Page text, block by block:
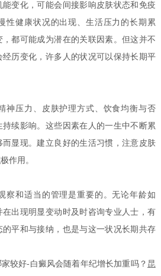
变化，可能会间接影响皮肤状态和免疫
性健康状况的出现、生活压力的长期累
都可能成为潜在的关联因素。但这并不
历变化，许多人的状况可以保持长期平
压力、皮肤护理方式、饮食均衡与否
续影响。这些因素在人的一生中不断累
显现。建立良好的生活习惯，注意皮肤
作用。
和适当的管理是重要的。无论年龄如
出现明显变动时及时咨询专业人士，有
平和与接纳，也是与这一状况长期共存
好-白癜风会随着年纪增长加重吗？ 昆